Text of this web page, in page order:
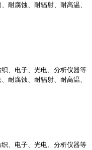
耐腐蚀、耐辐射、耐高温、
、电子、光电、分析仪器等
耐腐蚀、耐辐射、耐高温、
、电子、光电、分析仪器等